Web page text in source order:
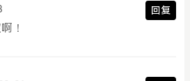
回复
！